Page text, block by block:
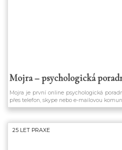
Mojra – psychologická
Mojra je první online psychologická
přes telefon, skype nebo e-mailovou
25 LET PRAXE